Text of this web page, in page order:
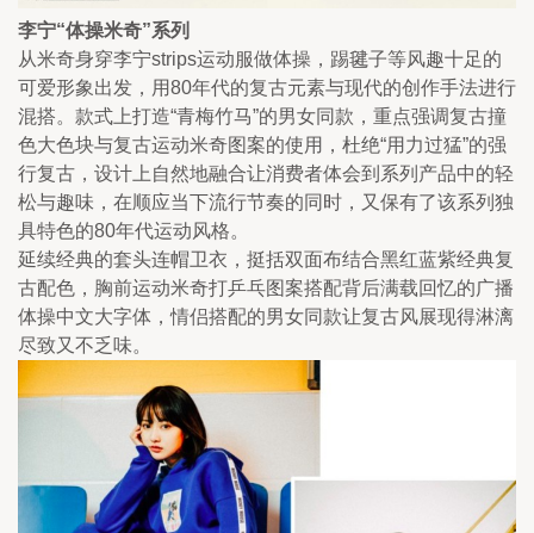
李宁“体操米奇”系列
从米奇身穿李宁strips运动服做体操，踢毽子等风趣十足的
可爱形象出发，用80年代的复古元素与现代的创作手法进行
混搭。款式上打造“青梅竹马”的男女同款，重点强调复古撞
色大色块与复古运动米奇图案的使用，杜绝“用力过猛”的强
行复古，设计上自然地融合让消费者体会到系列产品中的轻
松与趣味，在顺应当下流行节奏的同时，又保有了该系列独
具特色的80年代运动风格。
延续经典的套头连帽卫衣，挺括双面布结合黑红蓝紫经典复
古配色，胸前运动米奇打乒乓图案搭配背后满载回忆的广播
体操中文大字体，情侣搭配的男女同款让复古风展现得淋漓
尽致又不乏味。